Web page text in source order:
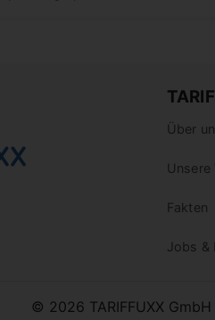
Über
Unsere
Fakten
Jobs &
© 2026 TARIFFUXX GmbH